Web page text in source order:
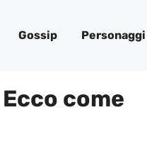
Gossip Personaggi
come